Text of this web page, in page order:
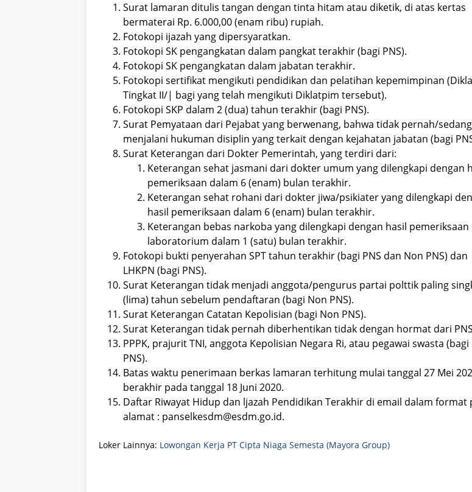
Surat lamaran ditulis tangan dengan tinta hitam atau diketik, di atas kertas
bermaterai Rp. 6.000,00 (enam ribu) rupiah.
Fotokopi ijazah yang dipersyaratkan.
Fotokopi SK pengangkatan dalam pangkat terakhir (bagi PNS).
Fotokopi SK pengangkatan dalam jabatan terakhir.
Fotokopi sertifikat mengikuti pendidikan dan pelatihan kepemimpinan
Tingkat II/| bagi yang telah mengikuti Diklatpim tersebut).
Fotokopi SKP dalam 2 (dua) tahun terakhir (bagi PNS).
Surat Pemyataan dari Pejabat yang berwenang, bahwa tidak pernah/sedang
menjalani hukuman disiplin yang terkait dengan kejahatan jabatan (bagi
Surat Keterangan dari Dokter Pemerintah, yang terdiri dari:
Keterangan sehat jasmani dari dokter umum yang dilengkapi dengan
pemeriksaan dalam 6 (enam) bulan terakhir.
Keterangan sehat rohani dari dokter jiwa/psikiater yang dilengkapi
hasil pemeriksaan dalam 6 (enam) bulan terakhir.
Keterangan bebas narkoba yang dilengkapi dengan hasil pemeriksaan
laboratorium dalam 1 (satu) bulan terakhir.
Fotokopi bukti penyerahan SPT tahun terakhir (bagi PNS dan Non PNS) dan
LHKPN (bagi PNS).
Surat Keterangan tidak menjadi anggota/pengurus partai polttik paling
(lima) tahun sebelum pendaftaran (bagi Non PNS).
Surat Keterangan Catatan Kepolisian (bagi Non PNS).
Surat Keterangan tidak pernah diberhentikan tidak dengan hormat dari
PPPK, prajurit TNI, anggota Kepolisian Negara Ri, atau pegawai swasta (bagi
PNS).
Batas waktu penerimaan berkas lamaran terhitung mulai tanggal 27 Mei
berakhir pada tanggal 18 Juni 2020.
Daftar Riwayat Hidup dan ljazah Pendidikan Terakhir di email dalam format
alamat : panselkesdm@esdm.go.id.
Loker Lainnya: Lowongan Kerja PT Cipta Niaga Semesta (Mayora Group)